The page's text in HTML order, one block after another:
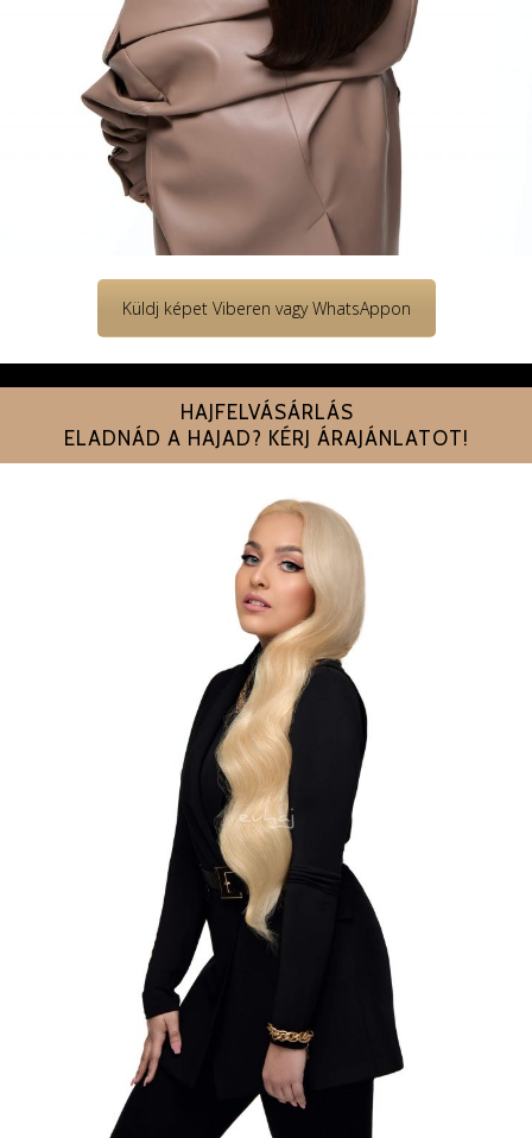
Küldj képet Viberen vagy WhatsAppon
HAJFELVÁSÁRLÁS
ELADNÁD A HAJAD? KÉRJ ÁRAJÁNLATOT!